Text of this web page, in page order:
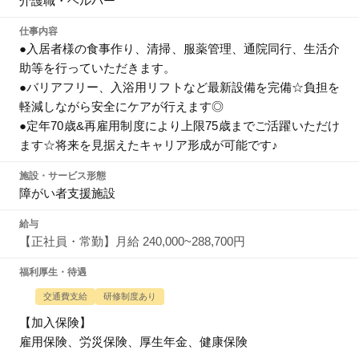
仕事内容
●入居者様の食事作り、清掃、服薬管理、通院同行、生活介
助等を行っていただきます。
●バリアフリー、入浴用リフトなど最新設備を完備☆負担を
軽減しながら安全にケアが行えます◎
●定年70歳&再雇用制度により上限75歳までご活躍いただけ
ます☆将来を見据えたキャリア形成が可能です♪
施設・サービス形態
障がい者支援施設
給与
【正社員・常勤】月給 240,000~288,700円
福利厚生・待遇
交通費支給 研修制度あり
【加入保険】
雇用保険、労災保険、厚生年金、健康保険